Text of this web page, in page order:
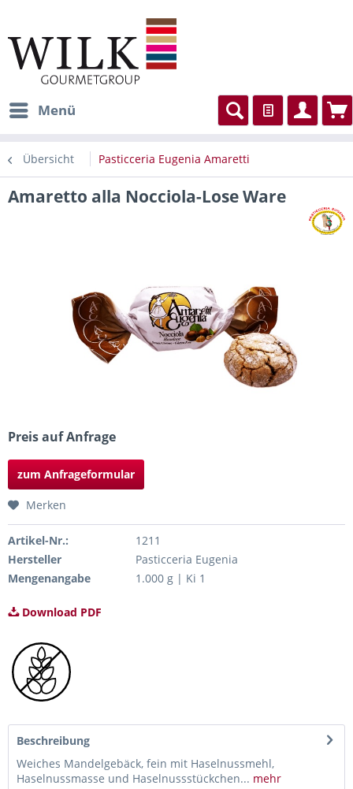
Menü
Übersicht Pasticceria Eugenia Amaretti
Amaretto alla Nocciola-Lose Ware
Preis auf Anfrage
zum Anfrageformular
Merken
Artikel-Nr.:
1211
Hersteller
Pasticceria Eugenia
Mengenangabe
1.000 g | Ki 1
Download PDF
Beschreibung
Weiches Mandelgebäck, fein mit Haselnussmehl,
Haselnussmasse und Haselnussstückchen... mehr